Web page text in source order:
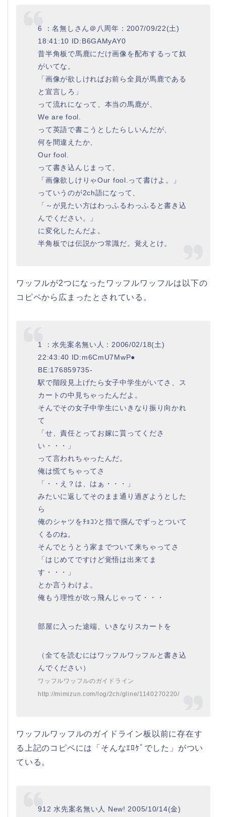
6 ：名無しさん＠八周年：2007/09/22(土)
18:41:10 ID:B6GAMyAY0
昔半角板で馬鹿にだけ画像を配布するって奴
がいてな。
「画像が欲しければお前ら全員が馬鹿である
と宣言しろ」
って流れになって、本当の馬鹿が、
We are fool.
って英語で書こうとしたらしいんだが、
何を間違えたか、
Our fool.
って書き込んじまって、
「画像欲しけりゃOur fool.って書けよ。」
っていうのが2ch語になって、
「～が見たい方はわっふるわっふると書き込
んでください。」
に変化したんだよ。
半角板では伝説かつ常識だ。覚えとけ。
ワッフルが2つになったワッフルワッフルは以下の
コピペから広まったとされている。
1 ：水先案名無い人：2006/02/18(土)
22:43:40 ID:m6CmU7MwP●
BE:176859735-
駅で階段見上げたら女子中学生がいてさ、ス
カートの中見ちゃったんだよ。
そんでその女子中学生にいきなり振り向かれ
て
「せ、責任とってお嫁に貰ってくださ
い・・・」
って言われちゃったんだ。
俺は慌てちゃってさ
「・・え？は、はぁ・・・」
みたいに返してそのまま通り過ぎようとした
ら
俺のシャツをﾁｮｺﾝと指で掴んでずっとついて
くるのね。
そんでとうとう家までついて来ちゃってさ
「はじめてですけど覚悟は出来てま
す・・・」
とか言うわけよ。
俺もう理性が吹っ飛んじゃって・・・
部屋に入った途端、いきなりスカートを
（全てを読むにはワッフルワッフルと書き込
んでください）
ワッフルワッフルのガイドライン
http://mimizun.com/log/2ch/gline/1140270220/
ワッフルワッフルのガイドライン板以前に存在す
る上記のコピペには「そんなｴﾛｹﾞでした」がつい
ている。
912 水先案名無い人 New! 2005/10/14(金)